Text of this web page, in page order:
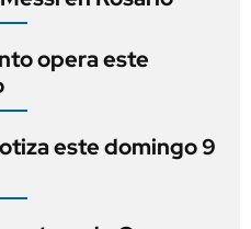
opera este
este domingo 9